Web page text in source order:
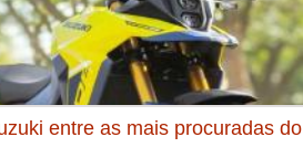
entre as mais procuradas do